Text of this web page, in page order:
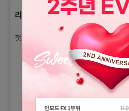
리쥬란 HB Plus
첫방문 고객 대상) 리쥬란 HB Plus 1cc